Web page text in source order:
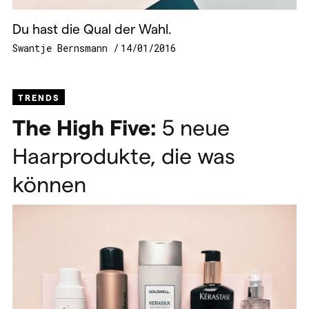
Du hast die Qual der Wahl.
Swantje Bernsmann 14/01/2016
TRENDS
The High Five: 5 neue
Haarprodukte, die was
können